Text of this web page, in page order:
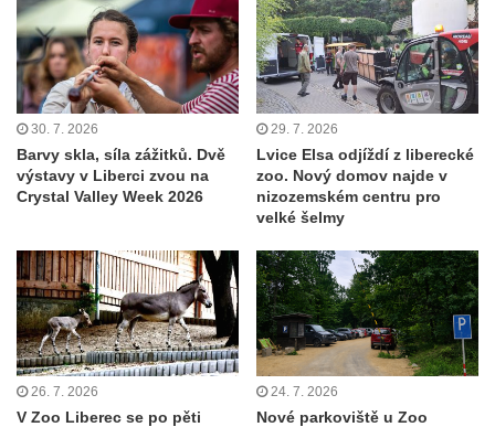
30. 7. 2026
Barvy skla, síla zážitků. Dvě
výstavy v Liberci zvou na
Crystal Valley Week 2026
29. 7. 2026
Lvice Elsa odjíždí z liberecké
zoo. Nový domov najde v
nizozemském centru pro
velké šelmy
26. 7. 2026
V Zoo Liberec se po pěti
24. 7. 2026
Nové parkoviště u Zoo